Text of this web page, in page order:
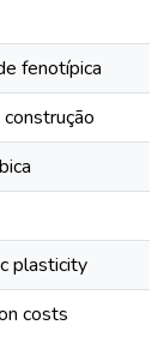
fenotípica
plasticity
costs